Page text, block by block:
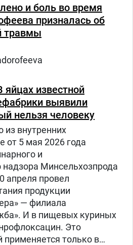
и боль во время
призналась об
травмы
известной
выявили
нельзя человеку
из внутренних
от 5 мая 2026 года
и
надзора Минсельхозпрода
апреля провел
продукции
— филиала
И в пищевых куриных
Это
применяется только в